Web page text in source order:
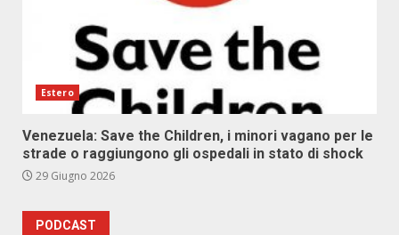
Estero
Venezuela: Save the Children, i minori vagano per le
strade o raggiungono gli ospedali in stato di shock
29 Giugno 2026
PODCAST